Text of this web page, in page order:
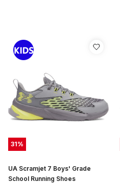
31%
UA Scramjet 7 Boys' Grade
School Running Shoes